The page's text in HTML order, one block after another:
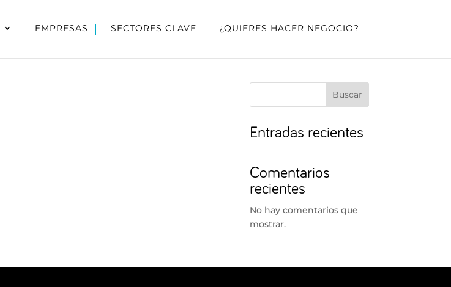
EMPRESAS SECTORES CLAVE ¿QUIERES HACER NEGOCIO?
Buscar
Entradas recientes
Comentarios
recientes
No hay comentarios que
mostrar.